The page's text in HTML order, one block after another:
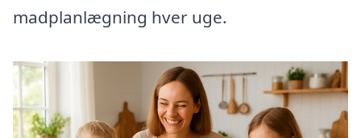
madplanlægning hver uge.